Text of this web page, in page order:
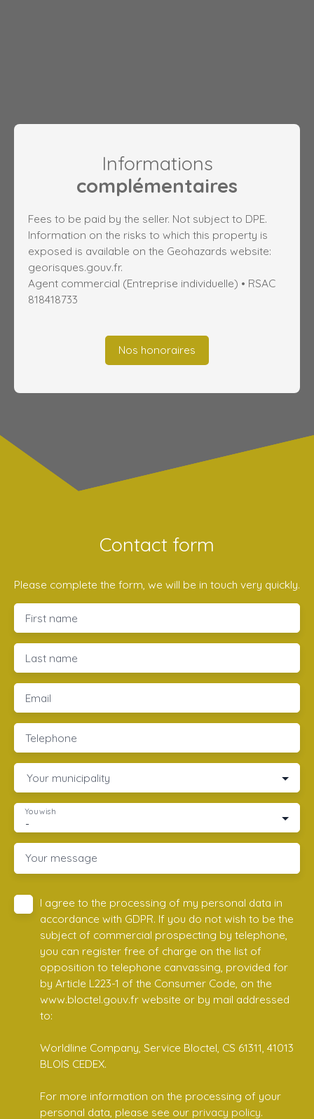
Informations
complémentaires
Fees to be paid by the seller. Not subject to DPE.
Information on the risks to which this property is
exposed is available on the Geohazards website:
georisques.gouv.fr.
Agent commercial (Entreprise individuelle) • RSAC
818418733
Nos honoraires
Contact form
Please complete the form, we will be in touch very quickly.
First name
Last name
Email
Telephone
Your municipality
-
You wish
Your message
I agree to the processing of my personal data in
accordance with GDPR. If you do not wish to be the
subject of commercial prospecting by telephone,
you can register free of charge on the list of
opposition to telephone canvassing, provided for
by Article L223-1 of the Consumer Code, on the
www.bloctel.gouv.fr website or by mail addressed
to:
Worldline Company, Service Bloctel, CS 61311, 41013
BLOIS CEDEX.
For more information on the processing of your
personal data, please see our privacy policy.